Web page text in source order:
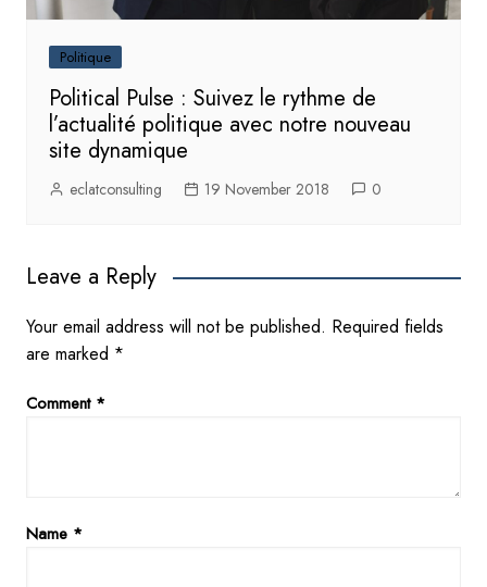
Politique
Political Pulse : Suivez le rythme de
l’actualité politique avec notre nouveau
site dynamique
eclatconsulting 19 November 2018 0
Leave a Reply
Your email address will not be published. Required fields
are marked *
Comment *
Name *